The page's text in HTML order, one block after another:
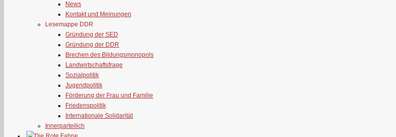
News
Kontakt und Meinungen
Lesemappe DDR
Gründung der SED
Gründung der DDR
Brechen des Bildungsmonopols
Landwirtschaftsfrage
Sozialpolitik
Jugendpolitik
Förderung der Frau und Familie
Friedenspolitik
Internationale Solidarität
Innerparteilich